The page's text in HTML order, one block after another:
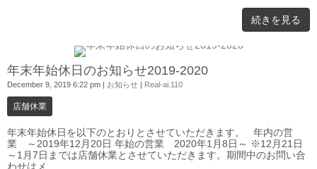
続きを見る
年末年始休日のお知らせ2019-2020
December 9, 2019 6:22 pm | お知らせ | Real-ai.110
店舗休業
年末年始休日を以下のとおりとさせていただきます。 年内の営
業 ～2019年12月20日 年始の営業 2020年1月8日～ ※12月21日
～1月7日までは店舗休業とさせていただきます。期間中のお問い合
わせはメ ...